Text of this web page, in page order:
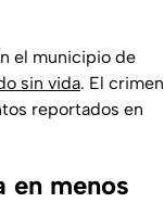
el municipio de
sin vida. El crimen
reportados en
en menos